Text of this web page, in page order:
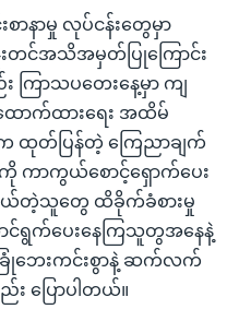
စာနာမှု လုပ်ငန်းတွေမှာ
တင်အသိအမှတ်ပြုကြောင်း
ကြာသပတေးနေ့မှာ ကျ
ထောက်ထားရေး အထိမ်
ထုတ်ပြန်တဲ့ ကြေညာချက်
ကာကွယ်စောင့်ရှောက်ပေး
လွယ်တဲ့သူတွေ ထိခိုက်ခံစားမှု
င်ရွက်ပေးနေကြသူတွအနေနဲ့
ဘေးကင်းစွာနဲ့ ဆက်လက်
ပြောပါတယ်။